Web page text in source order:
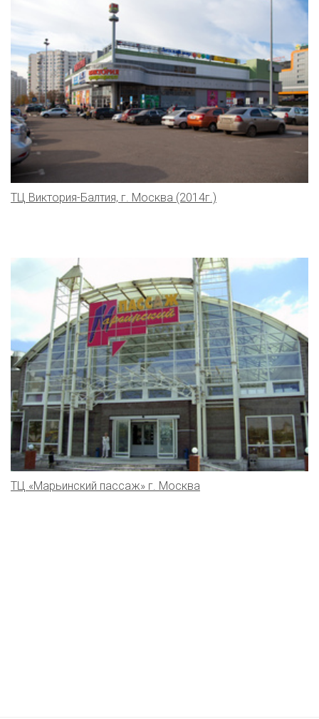
ТЦ Виктория-Балтия, г. Москва (2014г.)
ТЦ «Марьинский пассаж» г. Москва